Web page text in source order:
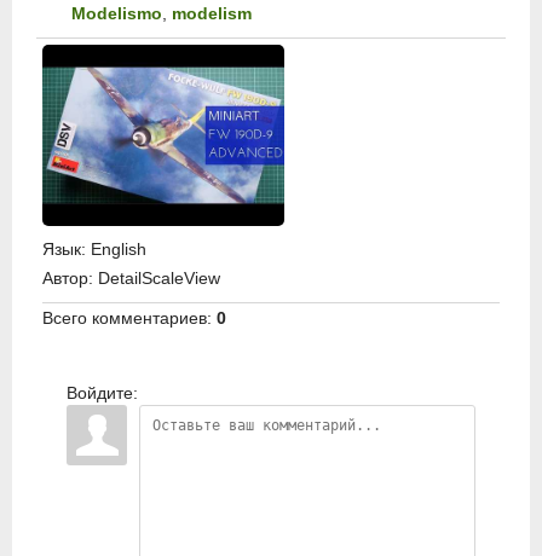
Modelismo
modelism
Язык: English
Автор: DetailScaleView
Всего комментариев: 0
Войдите: